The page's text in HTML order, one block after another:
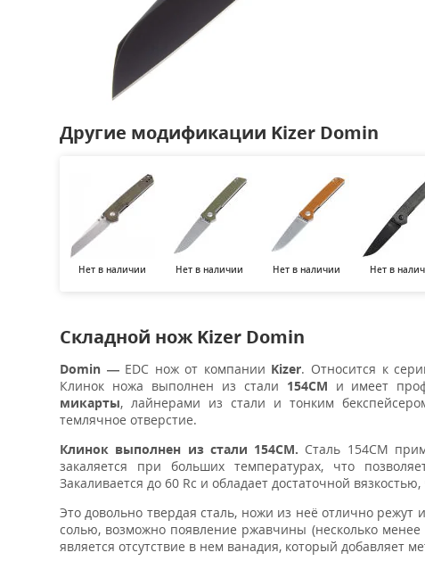
Другие модификации Kizer Domin
Нет в наличии Нет в наличии Нет в наличии Нет в
Складной нож Kizer Domin
Domin —EDC нож от компании Kizer. Относится к
Клинок ножа выполнен из стали 154CM и имеет
микарты, лайнерами из стали и тонким
темлячное отверстие.
Клинок выполнен из стали 154СМ. Сталь 154CM
закаляется при больших температурах, что
Закаливается до 60 Rc и обладает достаточной
Это довольно твердая сталь, ножи из неё отлично режут
солью, возможно появление ржавчины (несколько менее
является отсутствие в нем ванадия, который добавляет